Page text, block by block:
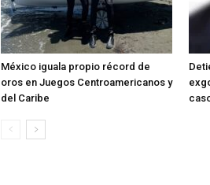
México iguala propio récord de
oros en Juegos Centroamericanos y
del Caribe